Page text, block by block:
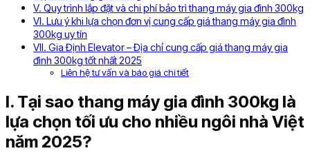
V. Quy trình lắp đặt và chi phí bảo trì thang máy gia đình 300kg
VI. Lưu ý khi lựa chọn đơn vị cung cấp giá thang máy gia đình
300kg uy tín
VII. Gia Định Elevator – Địa chỉ cung cấp giá thang máy gia
đình 300kg tốt nhất 2025
Liên hệ tư vấn và báo giá chi tiết
I. Tại sao thang máy gia đình 300kg là
lựa chọn tối ưu cho nhiều ngôi nhà Việt
năm 2025?